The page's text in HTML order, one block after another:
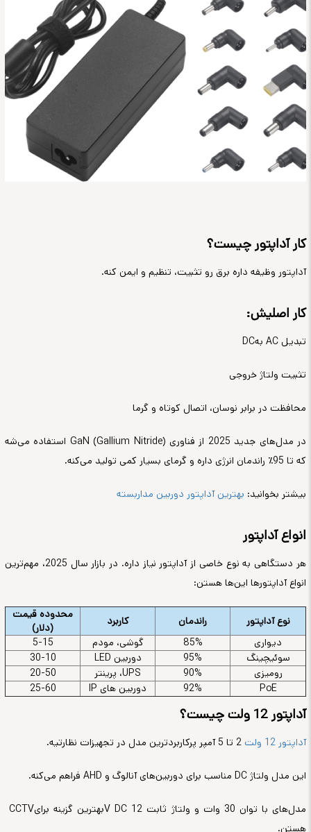
کار آداپتور چیست؟
آداپتور وظیفه داره برق رو تثبیت، تنظیم و ایمن کنه.
کار اصلیش:
تبدیل AC بهDC
تثبیت ولتاژ خروجی
محافظت در برابر نوسان، اتصال کوتاه و گرما
در مدل‌های جدید 2025 از فناوری GaN (Gallium Nitride) استفاده می‌شه
که تا 95٪ راندمان انرژی داره و گرمای بسیار کمی تولید می‌کنه
.
بیشتر بخوانید: بهترین آداپتور دوربین مداربسته
انواع آداپتور
هر دستگاهی به نوع خاصی از آداپتور نیاز داره. در بازار سال 2025، مهم‌ترین
انواع آداپتورها این‌ها هستن:
نوع آداپتور راندمان کاربرد
محدوده قیمت
(دلار)
دیواری
85% گوشی، مودم
5-15
سوئیچینگ
95% دوربین LED
30-10
رومیزی
90% UPS، پرینتر
20-50
PoE
92% دوربین های IP 25-60
آداپتور 12 ولت چیست؟
آداپتور 12 ولت .
این مدل ولتاژ DC مناسب برای دوربین‌های آنالوگ و AHD فراهم می‌کنه.
مدل‌های با توان 30 وات و ولتاژ ثابت 12 V DCبهترین گزینه برایCCTV
هستن.